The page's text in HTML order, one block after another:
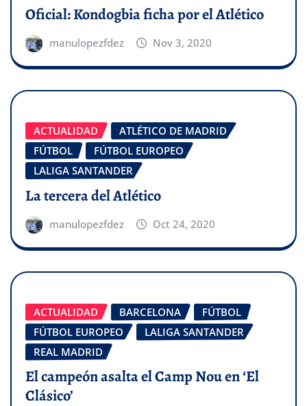
Oficial: Kondogbia ficha por el Atlético
manulopezfdez Nov 3, 2020
ACTUALIDAD
ATLÉTICO DE MADRID
FÚTBOL
FÚTBOL EUROPEO
LALIGA SANTANDER
La tercera del Atlético
manulopezfdez Oct 24, 2020
ACTUALIDAD BARCELONA
FÚTBOL
FÚTBOL EUROPEO
LALIGA SANTANDER
REAL MADRID
El campeón asalta el Camp Nou en ‘El
Clásico’